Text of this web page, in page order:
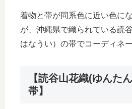
着物と帯が同系色に近い色に
が、沖縄県で織られている読
はなうい）の帯でコーディネ
【読谷山花織(ゆんた
帯】